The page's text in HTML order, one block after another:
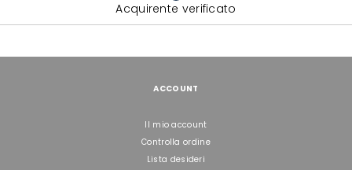
Acquirente verificato
ACCOUNT
Il mio account
Controlla ordine
Lista desideri